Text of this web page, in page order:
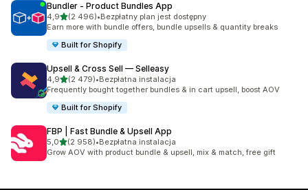
Bundler ‑ Product Bundles App
4,9na 5 gwiazdek
(2 496)
Łączna liczba recenzji: 2496
•Bezpłatny plan jest dostępny
Earn more with bundle offers, bundle upsells & quantity breaks
Built for Shopify
Upsell & Cross Sell — Selleasy
4,9na 5 gwiazdek
(2 479)
Łączna liczba recenzji: 2479
•Bezpłatna instalacja
Frequently bought together bundles & in cart upsell, boost AOV
Built for Shopify
FBP | Fast Bundle & Upsell App
5,0na 5 gwiazdek
(2 958)
Łączna liczba recenzji: 2958
•Bezpłatna instalacja
Grow AOV with product bundle & upsell, mix & match, free gift